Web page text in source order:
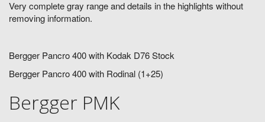
Very complete gray range and details in the highlights without
removing information.
Bergger Pancro 400 with Kodak D76 Stock
Bergger Pancro 400 with Rodinal (1+25)
Bergger PMK